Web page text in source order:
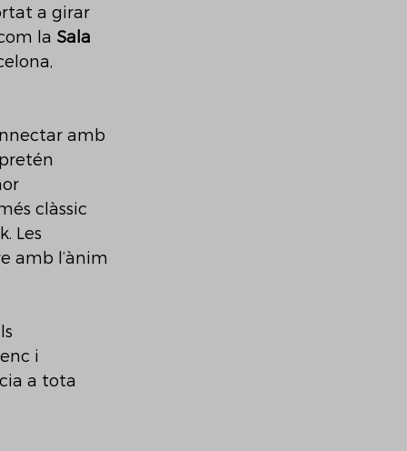
a girar
la Sala
amb
clàssic
Les
amb l’ànim
i
a tota